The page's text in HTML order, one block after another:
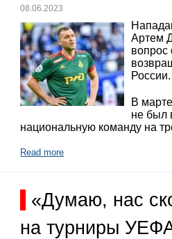
08.06.2023
Артем
вопрос
России.
В
не был
национальную команду на
Read more
«Думаю, нас
на турниры